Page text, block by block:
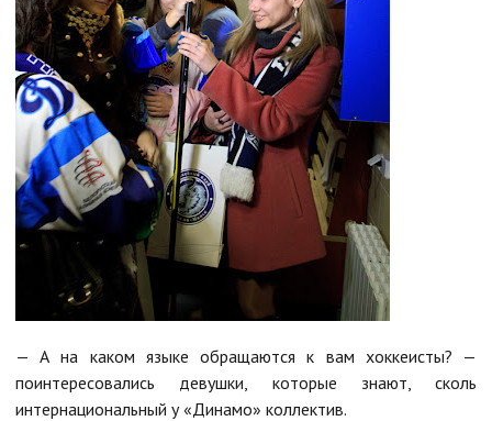
— А на каком языке обращаются к вам хоккеисты? —
поинтересовались девушки, которые знают, сколь
интернациональный у «Динамо» коллектив.